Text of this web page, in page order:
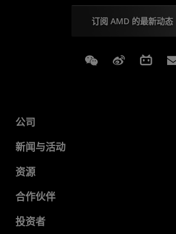
订阅 AMD 的最新动态
Weixin Weibo
公司
关于 AMD
企业责任
就业机会
联系我们
新闻与活动
新闻中心
媒体库
资源
开发中心
成功案例
合作伙伴
AMD 合作伙伴中心
投资者